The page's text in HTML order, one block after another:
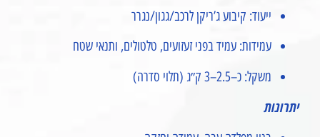
ייעוד: קיבוע ג’ריקן לרכב/גגון/נגרר
עמידות: עמיד בפני זעזועים, טלטולים, ותנאי שטח
משקל: כ–2.5–3 ק״ג (תלוי סדרה)
יתרונות